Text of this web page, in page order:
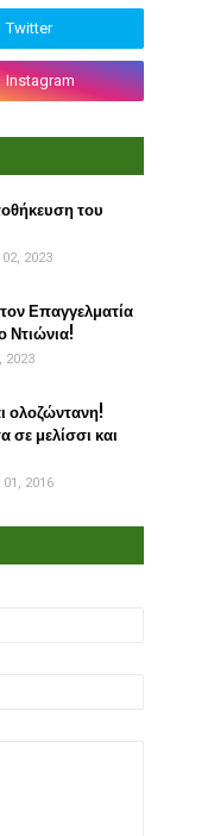
του
2023
Επαγγελματία
Ντιώνια!
2023
ολοζώντανη!
σε μελίσσι και
2016